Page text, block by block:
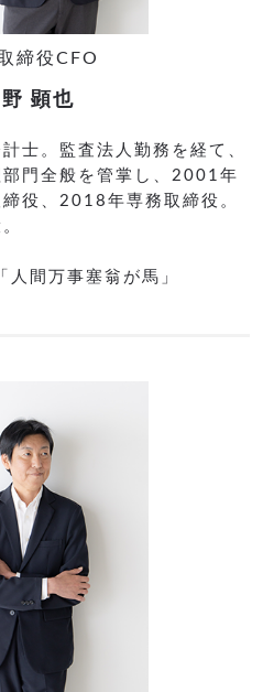
締役CFO
顕也
士。監査法人勤務を経て、
門全般を管掌し、2001年
役、2018年専務取締役。
人間万事塞翁が馬」